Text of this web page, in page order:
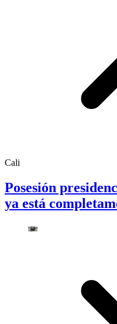
Cali
Posesión
ya está